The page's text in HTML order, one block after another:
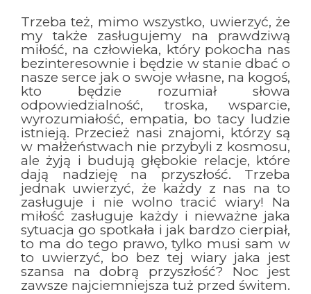
Trzeba też, mimo wszystko, uwierzyć, że
my także zasługujemy na prawdziwą
miłość, na człowieka, który pokocha nas
bezinteresownie i będzie w stanie dbać o
nasze serce jak o swoje własne, na kogoś,
kto będzie rozumiał słowa
odpowiedzialność, troska, wsparcie,
wyrozumiałość, empatia, bo tacy ludzie
istnieją. Przecież nasi znajomi, którzy są
w małżeństwach nie przybyli z kosmosu,
ale żyją i budują głębokie relacje, które
dają nadzieję na przyszłość. Trzeba
jednak uwierzyć, że każdy z nas na to
zasługuje i nie wolno tracić wiary! Na
miłość zasługuje każdy i nieważne jaka
sytuacja go spotkała i jak bardzo cierpiał,
to ma do tego prawo, tylko musi sam w
to uwierzyć, bo bez tej wiary jaka jest
szansa na dobrą przyszłość? Noc jest
zawsze najciemniejsza tuż przed świtem.